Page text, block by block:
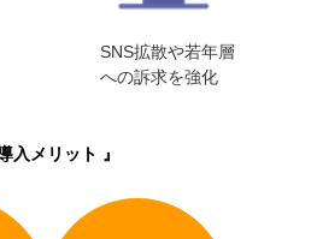
SNS拡散や若年層
への訴求を強化
入メリット 』